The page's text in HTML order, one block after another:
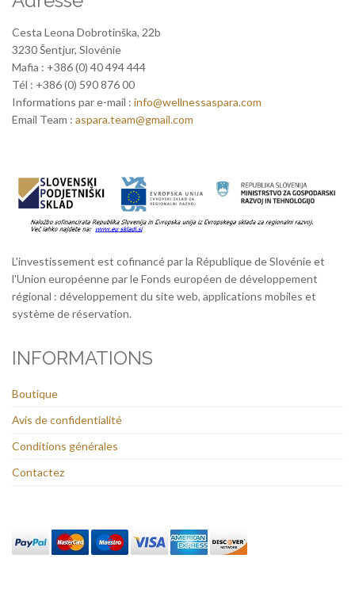
Cesta Leona Dobrotinška, 22b
3230 Šentjur, Slovénie
Mafia : +386 (0) 40 494 444
Tél : +386 (0) 590 876 00
Informations par e-mail : info@wellnessaspara.com
Email Team : aspara.team@gmail.com
L'investissement est cofinancé par la République de Slovénie et
l'Union européenne par le Fonds européen de développement
régional : développement du site web, applications mobiles et
système de réservation.
INFORMATIONS
Boutique
Avis de confidentialité
Conditions générales
Contactez